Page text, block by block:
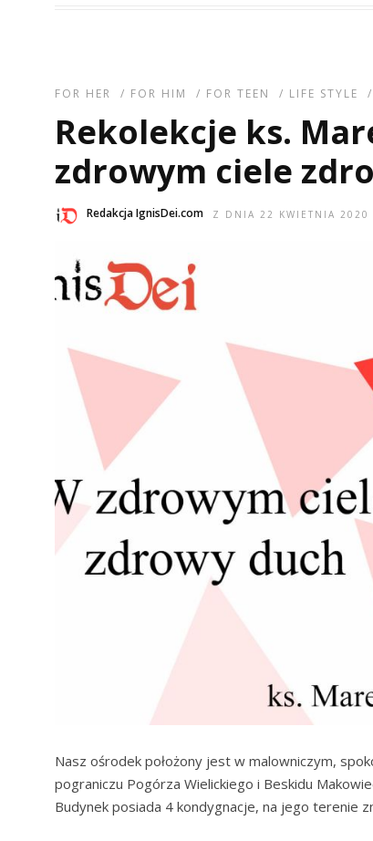
FOR HER / FOR HIM / FOR TEEN / LIFE STYLE /
Rekolekcje ks.
zdrowym ciele
Redakcja IgnisDei.com Z DNIA 22 KWIETNIA 2020
Nasz ośrodek położony jest w malowniczym,
pograniczu Pogórza Wielickiego i Beskidu
Budynek posiada 4 kondygnacje, na jego terenie